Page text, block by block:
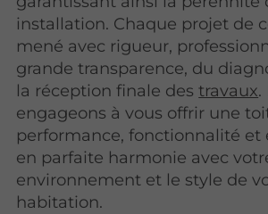
installation. Chaque projet de
mené avec rigueur,
grande transparence, du
la réception finale destravaux.
engageons à vous offrir une
performance, fonctionnalité et
en parfaite harmonie avec
environnement et le style de
habitation.